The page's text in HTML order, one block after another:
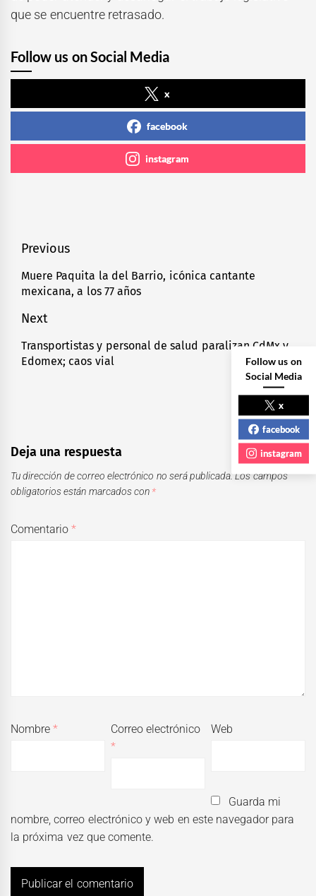
que se encuentre retrasado.
Follow us on Social Media
x
facebook
instagram
Navegación
de
entradas
Previous
Previous
post:
Muere Paquita la del Barrio, icónica cantante
mexicana, a los 77 años
Next
Next
post:
Transportistas y personal de salud paralizan CdMx y
Edomex; caos vial
Deja una respuesta
Tu dirección de correo electrónico no será publicada. Los campos
obligatorios están marcados con *
Comentario*
Nombre*
Correo electrónico
*
Web
Guarda mi
nombre, correo electrónico y web en este navegador para
la próxima vez que comente.
Follow us on
Social Media
x
facebook
instagram